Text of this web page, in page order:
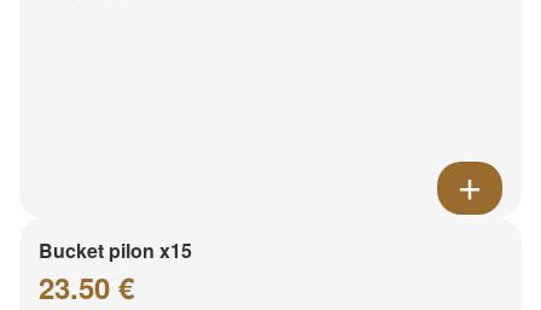
Bucket pilon x15
23.50 €